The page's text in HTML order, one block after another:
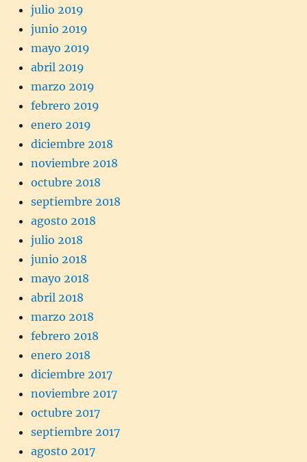
julio 2019
junio 2019
mayo 2019
abril 2019
marzo 2019
febrero 2019
enero 2019
diciembre 2018
noviembre 2018
octubre 2018
septiembre 2018
agosto 2018
julio 2018
junio 2018
mayo 2018
abril 2018
marzo 2018
febrero 2018
enero 2018
diciembre 2017
noviembre 2017
octubre 2017
septiembre 2017
agosto 2017